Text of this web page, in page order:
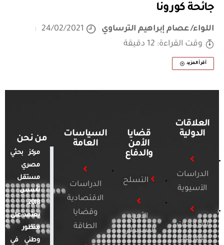
جائحة كورونا
اللواء/ عصام إبراهيم الترساوي
24/02/2021
وقت القراءة: 12 دقيقة
أقرأ المزيد
العلاقات
الدولية
الدراسات
الآسيوية
الدراسات
الأفريقية
قضايا
الأمن
والدفاع
التسلح
الأمن
السيبراني
السياسات
العامة
الدراسات
الاقتصادية
وقضايا
الطاقة
من نحن
مركز بحثي
مصري
مستقل
تأسس
2018.
يعتمد على
منظور
وطني في